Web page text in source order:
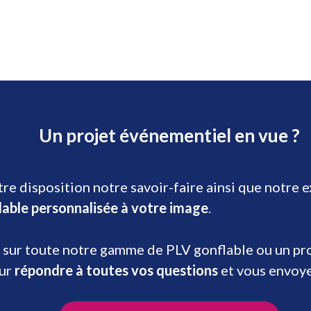
Un projet événementiel en vue ?
disposition notre savoir-faire ainsi que notre
personnalisée à votre image.
toute notre gamme de PLV gonflable ou un
répondre à toutes vos questions et vous